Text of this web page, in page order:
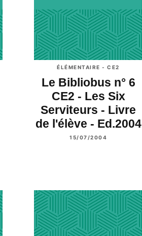
ÉLÉMENTAIRE - CE2
Le Bibliobus n° 6
CE2 - Les Six
Serviteurs - Livre
de l'élève - Ed.2004
15/07/2004